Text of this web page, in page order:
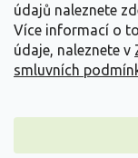
údajů naleznete
Více informací o
údaje, naleznete v
smluvních